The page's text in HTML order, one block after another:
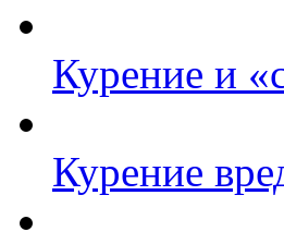
Курение и
Курение